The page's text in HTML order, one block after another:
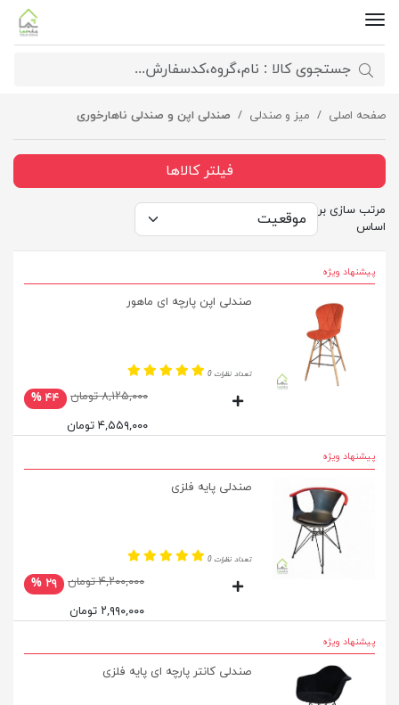
صفحه اصلی میز و صندلی صندلی اپن و صندلی ناهارخوری
فیلتر کالاها
مرتب سازی بر
اساس
پیشنهاد ویژه
صندلی اپن پارچه ای ماهور
تعداد نظرات 0
۸,۱۲۵,۰۰۰ تومان
۴۴ %
۴,۵۵۹,۰۰۰ تومان
پیشنهاد ویژه
صندلی پایه فلزی
تعداد نظرات 0
۴,۲۰۰,۰۰۰ تومان
۲۹ %
۲,۹۹۰,۰۰۰ تومان
پیشنهاد ویژه
صندلی کانتر پارچه ای پایه فلزی